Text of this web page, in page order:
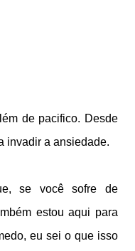
de pacifico. Desde
invadir a ansiedade.
se você sofre de
estou aqui para
eu sei o que isso